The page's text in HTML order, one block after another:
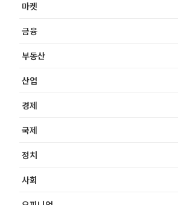
마켓
금융
부동산
산업
경제
국제
정치
사회